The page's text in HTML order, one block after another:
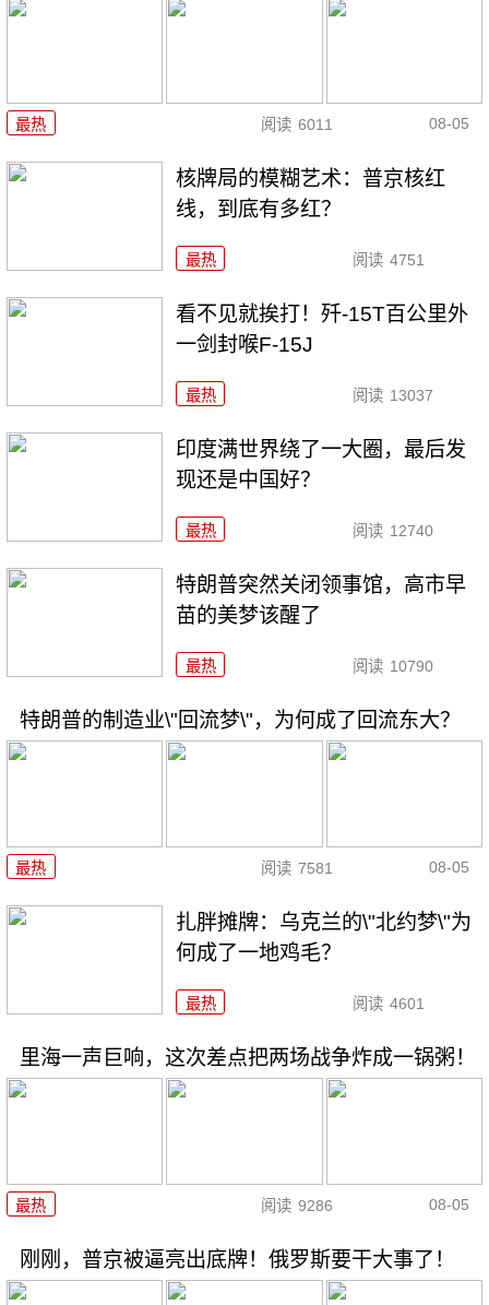
最热 阅读 6011 08-05
核牌局的模糊艺术：普京核红
线，到底有多红？
最热 阅读 4751
看不见就挨打！歼-15T百公里外
一剑封喉F-15J
最热 阅读 13037
印度满世界绕了一大圈，最后发
现还是中国好？
最热 阅读 12740
特朗普突然关闭领事馆，高市早
苗的美梦该醒了
最热 阅读 10790
特朗普的制造业\"回流梦\"，为何成了回流东大？
最热 阅读 7581 08-05
扎胖摊牌：乌克兰的\"北约梦\"为
何成了一地鸡毛？
最热 阅读 4601
里海一声巨响，这次差点把两场战争炸成一锅粥！
最热 阅读 9286 08-05
刚刚，普京被逼亮出底牌！俄罗斯要干大事了！